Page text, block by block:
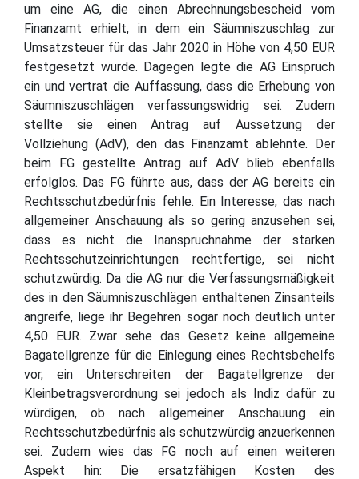
um eine AG, die einen Abrechnungsbescheid vom
Finanzamt erhielt, in dem ein Säumniszuschlag zur
Umsatzsteuer für das Jahr 2020 in Höhe von 4,50 EUR
festgesetzt wurde. Dagegen legte die AG Einspruch
ein und vertrat die Auffassung, dass die Erhebung von
Säumniszuschlägen verfassungswidrig sei. Zudem
stellte sie einen Antrag auf Aussetzung der
Vollziehung (AdV), den das Finanzamt ablehnte. Der
beim FG gestellte Antrag auf AdV blieb ebenfalls
erfolglos. Das FG führte aus, dass der AG bereits ein
Rechtsschutzbedürfnis fehle. Ein Interesse, das nach
allgemeiner Anschauung als so gering anzusehen sei,
dass es nicht die Inanspruchnahme der starken
Rechtsschutzeinrichtungen rechtfertige, sei nicht
schutzwürdig. Da die AG nur die Verfassungsmäßigkeit
des in den Säumniszuschlägen enthaltenen Zinsanteils
angreife, liege ihr Begehren sogar noch deutlich unter
4,50 EUR. Zwar sehe das Gesetz keine allgemeine
Bagatellgrenze für die Einlegung eines Rechtsbehelfs
vor, ein Unterschreiten der Bagatellgrenze der
Kleinbetragsverordnung sei jedoch als Indiz dafür zu
würdigen, ob nach allgemeiner Anschauung ein
Rechtsschutzbedürfnis als schutzwürdig anzuerkennen
sei. Zudem wies das FG noch auf einen weiteren
Aspekt hin: Die ersatzfähigen Kosten des